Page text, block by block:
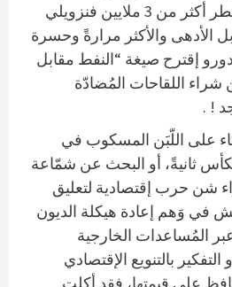
السلع المستوردة، واضطر أكثر من 3 ملايين فنزويلي
منذ عام 2014، بل الأدهى والأكثر مرارةً وحسرة
إقترح صيغة “النفط مقابل
شراء اللقاحات المُضادّة
! .
على اللّبَن المسكوب في
ثانيةً، أو البحث عن شمّاعة
شن حرب إقتصادية لتعليق
في وَهم إعادة هيكلة الديون
المُساعدات الخارجية
التفكير بالتنويع الإقتصادي